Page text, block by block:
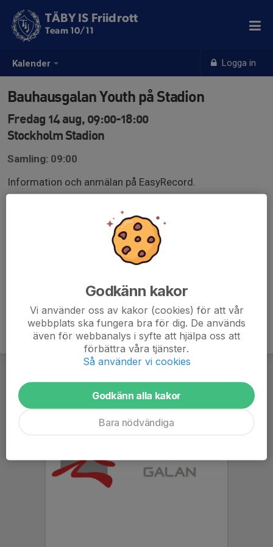
Kalender Logga in
TÄBY IS Friidrott
Team 10/11
Bauhausgalan Youth på Stadion
Fredag 14 aug, 09:00-18:00
Stockholm Stadion
Samling: 09:00
Information och anmälan på EasyRecord.
Godkänn kakor
Vi använder oss av kakor (cookies) för att vår
webbplats ska fungera bra för dig. De används
även för webbanalys i syfte att hjälpa oss att
förbättra våra tjänster.
Så använder vi cookies
Godkänn alla kakor
Bara nödvändiga